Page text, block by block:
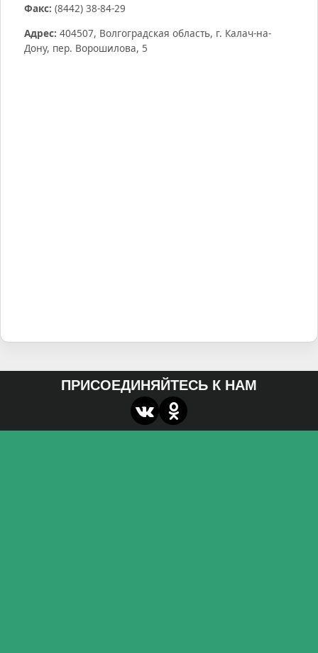
Факс: (8442) 38-84-29
Адрес: 404507, Волгоградская область, г. Калач-на-
Дону, пер. Ворошилова, 5
ПРИСОЕДИНЯЙТЕСЬ К НАМ